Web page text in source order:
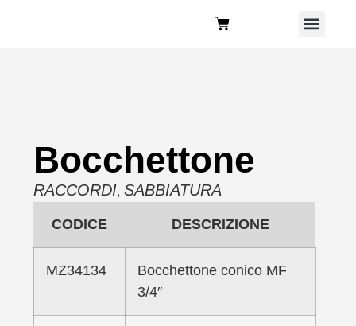
Bocchettone
RACCORDI, SABBIATURA
CODICE DESCRIZIONE
MZ34134
Bocchettone conico MF
3/4″